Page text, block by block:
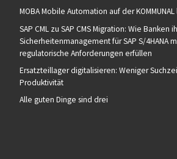
MOBA Mobile Automation auf der
SAP CML zu SAP CMS Migration: Wie Banken
Sicherheitenmanagement für SAP S/4HANA
regulatorische Anforderungen erfüllen
Ersatzteillager digitalisieren: Weniger
Produktivität
Alle guten Dinge sind drei